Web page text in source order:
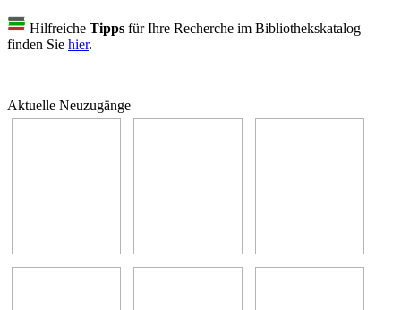
Hilfreiche Tipps für Ihre Recherche im Bibliothekskatalog
finden Sie hier.
Aktuelle Neuzugänge